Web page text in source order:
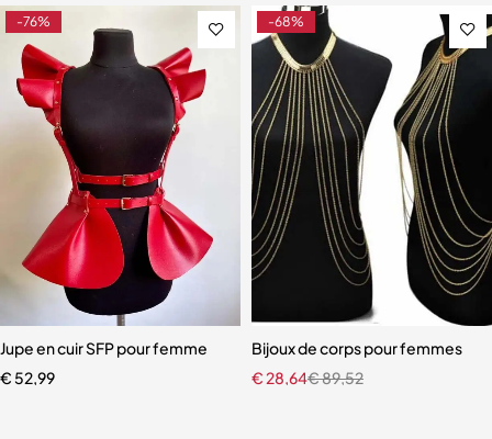
femme
-76%
Jupe en cuir SFP pour femme
€ 52,99
-68%
Bijoux de corps pour femmes
€89,52
€28,64